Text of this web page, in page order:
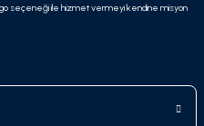
seçeneği ile hizmet vermeyi kendine misyon